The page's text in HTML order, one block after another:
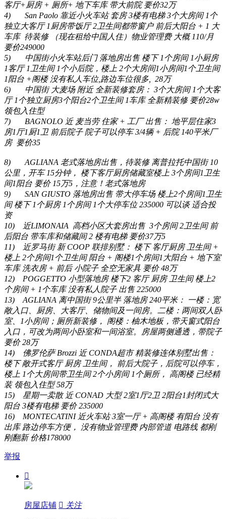
客厅+厨房+ 厕所+ 地下车库 带大前院 要价32万
4) San Paolo 靠近小火车站 套房3楼有电梯3个大房间1个
独立大客厅1厨房带饭厅2卫生间都带窗户 前后大阳台 + 1 大
车库 待装修 （现在租给中国人住）物业管理费 大概110/月
要价249000
5) 中国街小火车站后门 落地房出售 楼下1个房间1小厨房
1客厅1卫生间1个小后院，楼上 2个大房间1小房间1个卫生间
1阳台 +阁楼 没有私人车位,路边车位很多, 28万
6) 中国街 大麦场 附近 全新装修套房： 3个大房间1个大客
厅1个独立厨房3个阳台2个卫生间1车库 全新精装修 要价28w
领包入住型
7) BAGNOLO 近 麦当劳 住家+ 工厂 出售： 地平层住家3
房1厅1厨1卫 前后院子 院子可以停车3/4辆+ 后院140平米厂
房 要价35
8)AGLIANA 老式落地房出售，待装修 离普拉托中国街10
公里，开车15分钟， 楼下客厅厨房储藏室楼上 3个房间1卫生
间1阳台 要价15万5 ， 注意！老式落地房
9) SAN GIUSTO 落地房出售 带大停车场 楼上2个房间1卫生
间 楼下1个厨房1个房间1个大停车位235000 可以谈 适合投
资
10) 近LIMONAIA 高档小区大套房出售3个房间2卫生间 前
后阳台 带车库和储藏间2 楼有电梯 要价37万5
11) 近罗马街 新COOP 联排别墅： 楼下 客厅厨房 卫生间+
楼上 2个房间1个卫生间 阳台 + 阁楼1个房间1 大阳台 + 地下室
车库 洗衣房+ 前后 小院子 全空无家具 要价48万
12) POGGETTO 小型落地房 楼下2 客厅 厨房 卫生间 楼上2
个房间+ 1个车库 没有私人院子 出售225000
13)AGLIANA 离中国街9公里半 落地房240平米：
一楼：宽
敞入口、厨房、大客厅、储物间及一间房。二楼：两间双人卧
室、 1小房间；厕所新装修，
阁楼：柚木地板，带天窗式阳台
入口，可改为两间小卧室和一间浴室。房屋两侧通透，带院子
要价28万
14) 佛罗伦萨Brozzi 近CONDA超市 精装修连体别墅出售：
楼下 敞开式客厅 厨房 卫生间，
前后大院子，后院可以停车，
楼上 1个大房间带卫生间2个小房间1个厕所， 高阁楼 已经精
装 领包入住型58万
15) 星期一卖散 近CONAD 大型2室1厅2卫2阳台1封闭式大
阳台 3楼有电梯 要价235000
16) MONTECATINI 近火车站3室一厅+ 高阁楼 有阳台 没有
出库 路边停车方便， 没有物业管理费 内部管道 电路线 都刚
刚翻新 价格178000
举报

房屋店铺  关注